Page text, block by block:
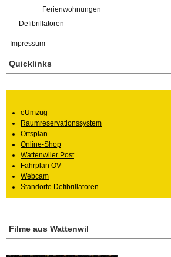
Ferienwohnungen
Defibrillatoren
Impressum
Filme aus Wattenwil
Quicklinks
eUmzug
Raumreservationssystem
Ortsplan
Online-Shop
Wattenwiler Post
Fahrplan ÖV
Webcam
Standorte Defibrillatoren